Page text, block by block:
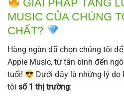
GIẢI PHÁP TĂNG
MUSIC CỦA CHÚNG
CHẤT?
Hàng ngàn đã chọn chúng tôi để
Apple Music, từ tân binh đến
tuổi!
Dưới đây là những lý do
tôi số 1 thị trường: